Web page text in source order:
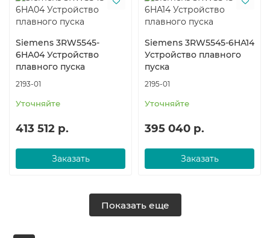
Siemens 3RW5545-
6HA04 Устройство
плавного пуска
2193-01
Уточняйте
413 512 р.
Заказать
Siemens 3RW5545-6HA14
Устройство плавного
пуска
2195-01
Уточняйте
395 040 р.
Заказать
Показать еще